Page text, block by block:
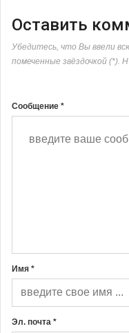
Оставить
Убедитесь, что Вы ввели
помеченные звёздочкой (*).
Сообщение *
Имя *
Эл. почта *